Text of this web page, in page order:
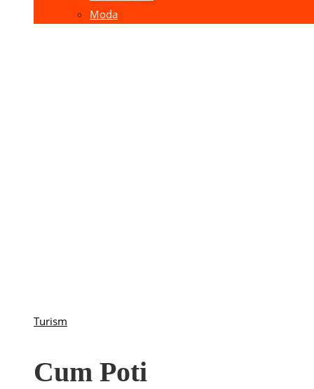
Moda
Turism
Cum Poti